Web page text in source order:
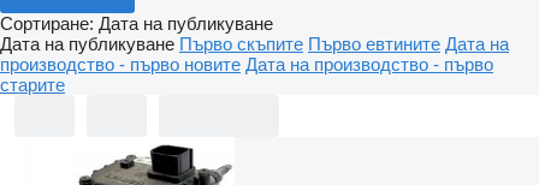
Сортиране: Дата на публикуване
Дата на публикуване Първо скъпите Първо евтините Дата на
производство - първо новите Дата на производство - първо
старите